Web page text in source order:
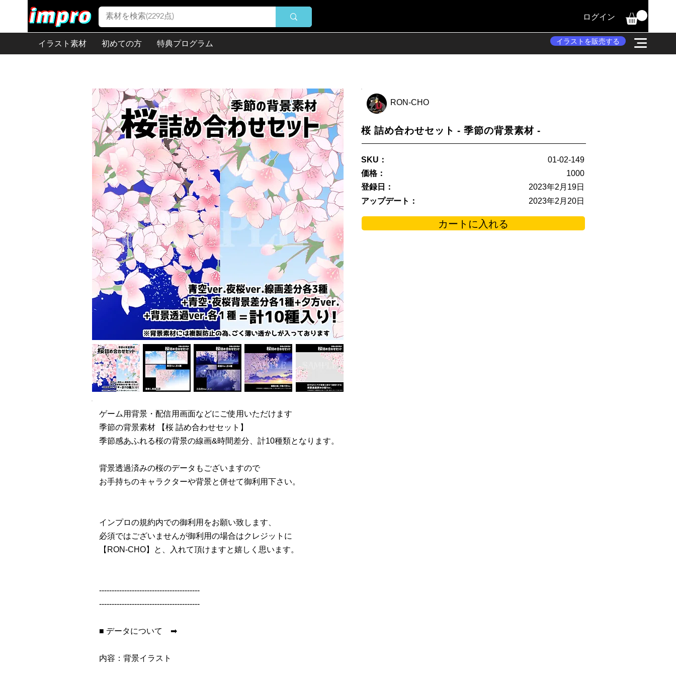
ログイン
イラスト素材 初めての方 特典プログラム イラストを販売する
RON-CHO
桜 詰め合わせセット - 季節の背景素材 -
SKU：
01-02-149
価格：
1000
登録日：
2023年2月19日
アップデート：
2023年2月20日
カートに入れる
ゲーム用背景・配信用画面などにご使用いただけます
季節の背景素材 【桜 詰め合わせセット】
季節感あふれる桜の背景の線画&時間差分、計10種類となります。
背景透過済みの桜のデータもございますので
お手持ちのキャラクターや背景と併せて御利用下さい。
インプロの規約内での御利用をお願い致します、
必須ではございませんが御利用の場合はクレジットに
【RON-CHO】と、入れて頂けますと嬉しく思います。
----------------------------------------
----------------------------------------
■ データについて ➡
内容：背景イラスト